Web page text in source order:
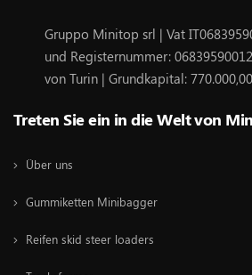
Gruppo Minitop srl | Vat
und Registernummer:
von Turin | Grundkapital:
Treten Sie ein in die Welt von
Über uns
Gummiketten Minibagger
Reifen skid steer loaders